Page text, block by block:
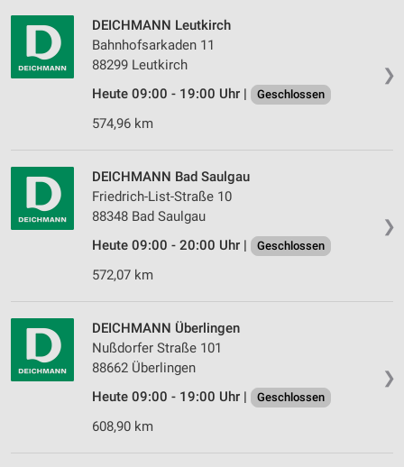
❯
DEICHMANN Leutkirch
Bahnhofsarkaden 11
88299 Leutkirch
Heute 09:00 - 19:00 Uhr |
Geschlossen
574,96 km
❯
DEICHMANN Bad Saulgau
Friedrich-List-Straße 10
88348 Bad Saulgau
Heute 09:00 - 20:00 Uhr |
Geschlossen
572,07 km
❯
DEICHMANN Überlingen
Nußdorfer Straße 101
88662 Überlingen
Heute 09:00 - 19:00 Uhr |
Geschlossen
608,90 km